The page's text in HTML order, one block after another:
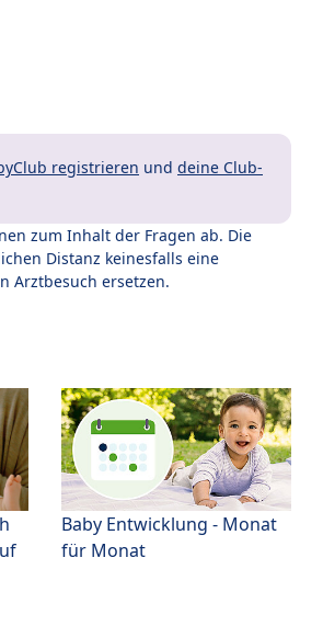
registrieren und deine Club-
zum Inhalt der Fragen ab. Die
Distanz keinesfalls eine
Arztbesuch ersetzen.
Baby Entwicklung - Monat
für Monat